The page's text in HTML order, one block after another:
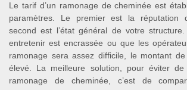
Le tarif d’un ramonage de cheminée est
paramètres. Le premier est la réputation
second est l’état général de votre
entretenir est encrassée ou que les
ramonage sera assez difficile, le montant
élevé. La meilleure solution, pour éviter
ramonage de cheminée, c’est de